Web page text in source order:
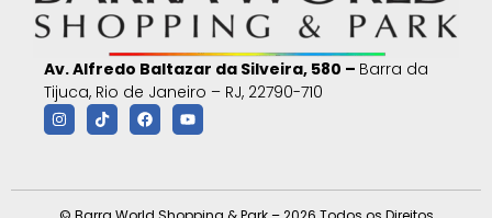
Av. Alfredo Baltazar da Silveira, 580 – Barra da
Tijuca, Rio de Janeiro – RJ, 22790-710